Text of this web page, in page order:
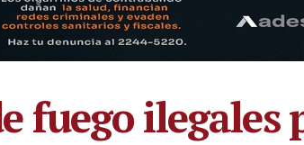
fuego ilegales